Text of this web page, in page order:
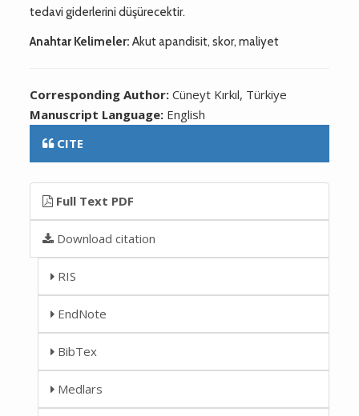
tedavi giderlerini düşürecektir.
Anahtar Kelimeler: Akut apandisit, skor, maliyet
Corresponding Author:Cüneyt Kırkıl, Türkiye
Manuscript Language: English
CITE
Full Text PDF
Download citation
RIS
EndNote
BibTex
Medlars